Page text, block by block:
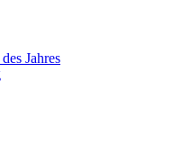
Jahres